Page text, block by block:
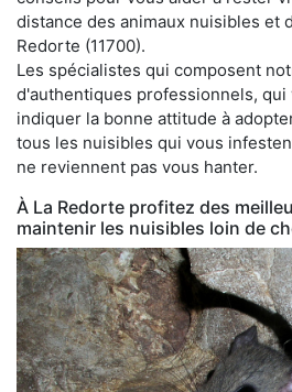
distance des animaux nuisibles et
Redorte (11700).
Les spécialistes qui composent
d'authentiques professionnels, qui
indiquer la bonne attitude à
tous les nuisibles qui vous
ne reviennent pas vous hanter.
À La Redorte profitez des
maintenir les nuisibles loin de